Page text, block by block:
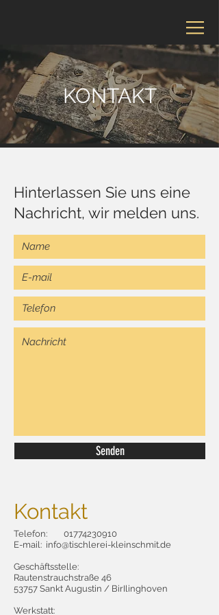
KONTAKT
Hinterlassen Sie uns eine
Nachricht, wir melden uns.
Senden
Kontakt
Telefon: 01774230910
E-mail: info@tischlerei-kleinschmit.de
Geschäftsstelle:
Rautenstrauchstraße 46
53757 Sankt Augustin / BirIlinghoven
Werkstatt: